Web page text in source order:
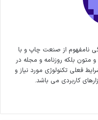
نامفهوم از صنعت چاپ و با
متون بلکه روزنامه و مجله در
فعلی تکنولوژی مورد نیاز و
کاربردی می باشد.